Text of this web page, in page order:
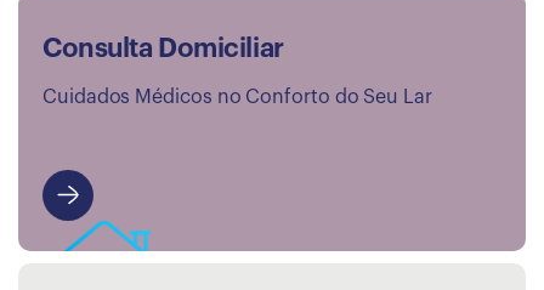
Consulta Domiciliar
Cuidados Médicos no Conforto do Seu Lar